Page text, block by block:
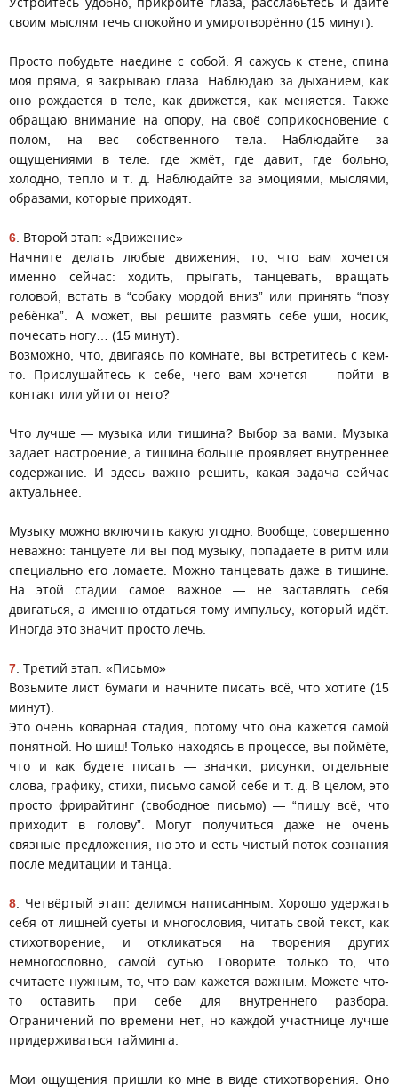
Устройтесь удобно, прикройте глаза, расслабьтесь и дайте
своим мыслям течь спокойно и умиротворённо (15 минут).
Просто побудьте наедине с собой. Я сажусь к стене, спина
моя пряма, я закрываю глаза. Наблюдаю за дыханием, как
оно рождается в теле, как движется, как меняется. Также
обращаю внимание на опору, на своё соприкосновение с
полом, на вес собственного тела. Наблюдайте за
ощущениями в теле: где жмёт, где давит, где больно,
холодно, тепло и т. д. Наблюдайте за эмоциями, мыслями,
образами, которые приходят.
6. Второй этап: «Движение»
Начните делать любые движения, то, что вам хочется
именно сейчас: ходить, прыгать, танцевать, вращать
головой, встать в “собаку мордой вниз” или принять “позу
ребёнка”. А может, вы решите размять себе уши, носик,
почесать ногу… (15 минут).
Возможно, что, двигаясь по комнате, вы встретитесь с кем-
то. Прислушайтесь к себе, чего вам хочется — пойти в
контакт или уйти от него?
Что лучше — музыка или тишина? Выбор за вами. Музыка
задаёт настроение, а тишина больше проявляет внутреннее
содержание. И здесь важно решить, какая задача сейчас
актуальнее.
Музыку можно включить какую угодно. Вообще, совершенно
неважно: танцуете ли вы под музыку, попадаете в ритм или
специально его ломаете. Можно танцевать даже в тишине.
На этой стадии самое важное — не заставлять себя
двигаться, а именно отдаться тому импульсу, который идёт.
Иногда это значит просто лечь.
7. Третий этап: «Письмо»
Возьмите лист бумаги и начните писать всё, что хотите (15
минут).
Это очень коварная стадия, потому что она кажется самой
понятной. Но шиш! Только находясь в процессе, вы поймёте,
что и как будете писать — значки, рисунки, отдельные
слова, графику, стихи, письмо самой себе и т. д. В целом, это
просто фрирайтинг (свободное письмо) — “пишу всё, что
приходит в голову”. Могут получиться даже не очень
связные предложения, но это и есть чистый поток сознания
после медитации и танца.
8. Четвёртый этап: делимся написанным. Хорошо удержать
себя от лишней суеты и многословия, читать свой текст, как
стихотворение, и откликаться на творения других
немногословно, самой сутью. Говорите только то, что
считаете нужным, то, что вам кажется важным. Можете что-
то оставить при себе для внутреннего разбора.
Ограничений по времени нет, но каждой участнице лучше
придерживаться тайминга.
Мои ощущения пришли ко мне в виде стихотворения. Оно